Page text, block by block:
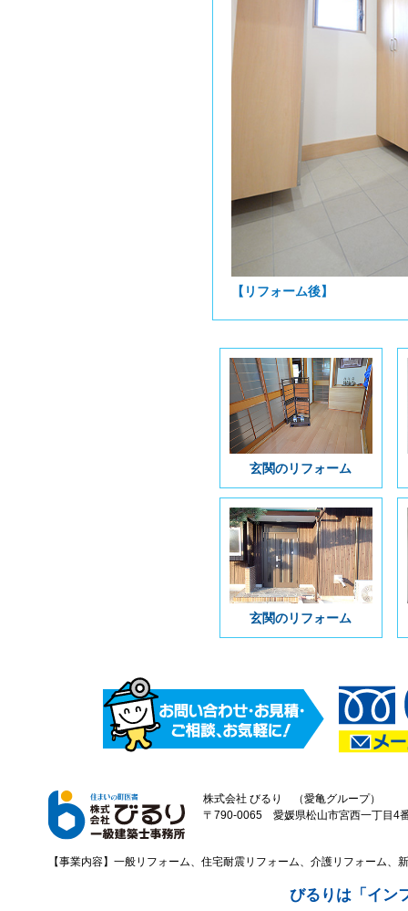
【リフォーム後】
玄関のリフォーム
玄関のリフォーム
株式会社 びるり （愛亀グループ）
〒790-0065 愛媛県松山市宮西一丁
【事業内容】一般リフォーム、住宅耐震リフォーム、介護リフォーム
びるりは「イン